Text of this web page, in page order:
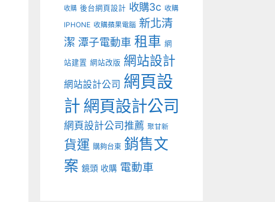
收購 後台網頁設計 收購3c 收購
IPHONE 收購蘋果電腦 新北清
潔 潭子電動車 租車 網
站建置 網站改版 網站設計
網站設計公司 網頁設
計 網頁設計公司
網頁設計公司推薦 聚甘新
貨運 購夠台東 銷售文
案 鏡頭 收購 電動車